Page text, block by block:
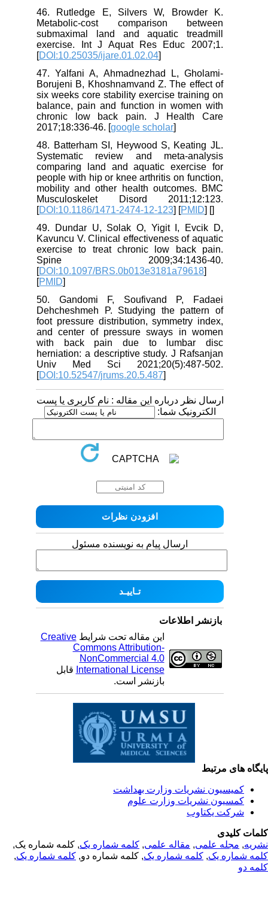
46. Rutledge E, Silvers W, Browder K.
Metabolic-cost comparison between
submaximal land and aquatic treadmill
exercise. Int J Aquat Res Educ 2007;1.
[DOI:10.25035/ijare.01.02.04
47. Yalfani A, Ahmadnezhad L, Gholami-
Borujeni B, Khoshnamvand Z. The effect of
six weeks core stability exercise training on
balance, pain and function in women with
chronic low back pain. J Health Care
2017;18:336-46. [google scholar
48. Batterham SI, Heywood S, Keating JL.
Systematic review and meta-analysis
comparing land and aquatic exercise for
people with hip or knee arthritis on function,
mobility and other health outcomes. BMC
Musculoskelet Disord 2011;12:123.
[DOI:10.1186/1471-2474-12-123] [PMID] [
49. Dundar U, Solak O, Yigit I, Evcik D,
Kavuncu V. Clinical effectiveness of aquatic
exercise to treat chronic low back pain.
Spine 2009;34:1436-40.
[DOI:10.1097/BRS.0b013e3181a79618
[PMID
50. Gandomi F, Soufivand P, Fadaei
Dehcheshmeh P. Studying the pattern of
foot pressure distribution, symmetry index,
and center of pressure sways in women
with back pain due to lumbar disc
herniation: a descriptive study. J Rafsanjan
Univ Med Sci 2021;20(5):487-502.
[DOI:10.52547/jrums.20.5.487
ارسال نظر درباره این مقاله : نام کاربری یا پست
الکترونیک شما:
ارسال پیام به نویسنده مسئول
بازنشر اطلاعات
این مقاله تحت شرایطCreative
Commons Attribution-
NonCommercial 4.0
International Licenseقابل
بازنشر است.
های مرتبط
کمیسیون نشریات وزارت بهداشت
کمسیون نشریات وزارت علوم
شرکت یکتاوب
کلیدی
,مجله علمی, مقاله علمی, کلمه شماره یک, کلمه شماره یک,
شماره یک,کلمه شماره یک, کلمه شماره دو,کلمه شماره یک,
دو